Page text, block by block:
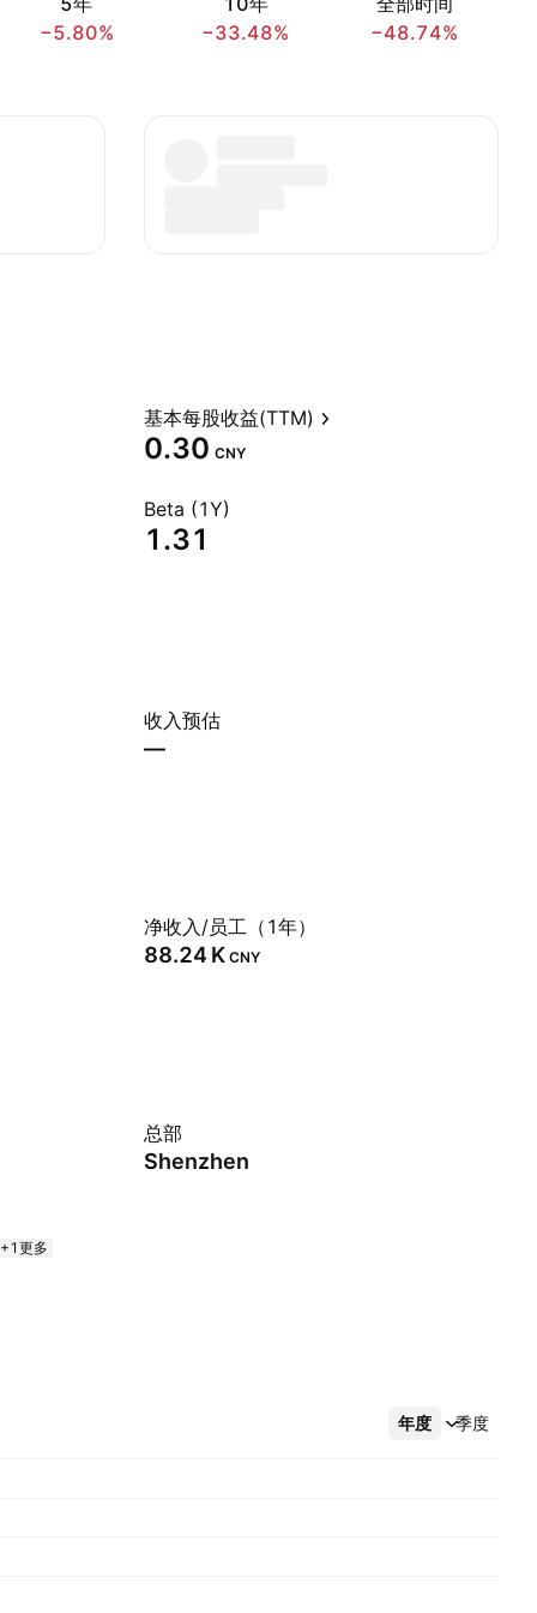
−5.80%
−33.48%
−48.74%
基本每股收益(TTM)
0.30 CNY
Beta (1Y)
1.31
收入预估
—
净收入/员工（1年）
‪88.24 K‬ CNY
总部
Shenzhen
+1更多
年度 季度
更多